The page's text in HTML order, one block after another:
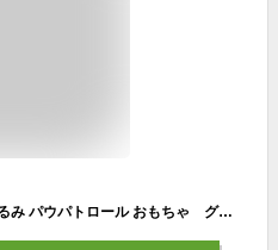
【一部即納】20cm 大きなぬいぐるみ パウパトロール おもちゃ グッズ キッズ ベビー ぬいぐるみ 大人気アニメ クリスマスプレゼント 誕生日 ギフト かわいい お歳暮 3-8歳